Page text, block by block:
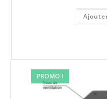
PROMO !